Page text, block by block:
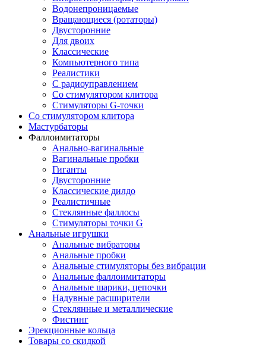
Водонепроницаемые
Вращающиеся (ротаторы)
Двусторонние
Для двоих
Классические
Компьютерного типа
Реалистики
С радиоуправлением
Со стимулятором клитора
Стимуляторы G-точки
Со стимулятором клитора
Мастурбаторы
Фаллоимитаторы
Анально-вагинальные
Вагинальные пробки
Гиганты
Двусторонние
Классические дилдо
Реалистичные
Стеклянные фаллосы
Стимуляторы точки G
Анальные игрушки
Анальные вибраторы
Анальные пробки
Анальные стимуляторы без вибрации
Анальные фаллоимитаторы
Анальные шарики, цепочки
Надувные расширители
Стеклянные и металлические
Фистинг
Эрекционные кольца
Товары со скидкой